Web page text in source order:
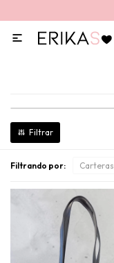

Filtrando por: Carteras